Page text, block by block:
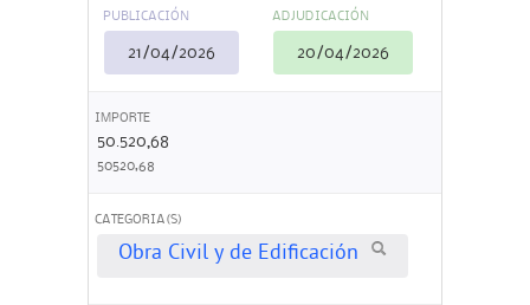
PUBLICACIÓN
21/04/2026
ADJUDICACIÓN
20/04/2026
IMPORTE
50.520,68
50520,68
CATEGORIA(S)
Obra Civil y de Edificación